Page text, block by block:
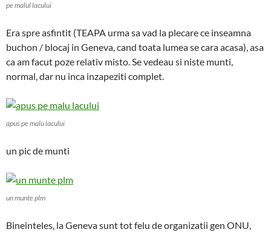
pe malul lacului
Era spre asfintit (TEAPA urma sa vad la plecare ce inseamna
buchon / blocaj in Geneva, cand toata lumea se cara acasa), asa
ca am facut poze relativ misto. Se vedeau si niste munti,
normal, dar nu inca inzapeziti complet.
apus pe malu lacului
un pic de munti
un munte plm
Bineinteles, la Geneva sunt tot felu de organizatii gen ONU,